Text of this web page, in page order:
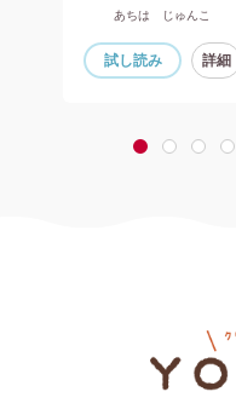
あちは じゅんこ
試し読み 詳細
1 2 3 4